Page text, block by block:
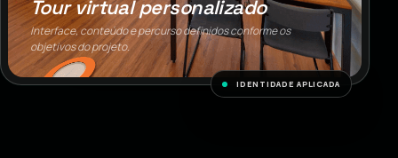
Tour virtual personalizado
Interface, conteúdo e percurso definidos conforme os
objetivos do projeto.
IDENTIDADE APLICADA